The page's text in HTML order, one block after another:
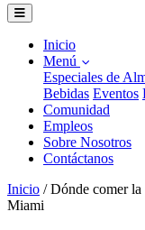
Inicio
Menú
Especiales de
Bebidas Eventos
Comunidad
Empleos
Sobre Nosotros
Contáctanos
Inicio / Dónde comer la
Miami